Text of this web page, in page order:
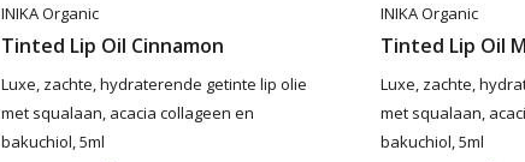
INIKA Organic
Tinted Lip Oil Cinnamon
Luxe, zachte, hydraterende getinte lip olie
met squalaan, acacia collageen en
bakuchiol, 5ml
INIKA Organic
Tinted Lip Oil
Luxe, zachte,
met squalaan,
bakuchiol, 5ml